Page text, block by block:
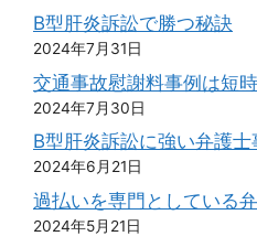
B型肝炎訴訟で勝つ秘訣
2024年7月31日
交通事故慰謝料事例は短
2024年7月30日
B型肝炎訴訟に強い弁護
2024年6月21日
過払いを専門としている
2024年5月21日